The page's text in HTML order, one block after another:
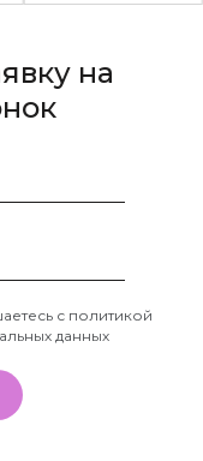
на
с политикой
данных